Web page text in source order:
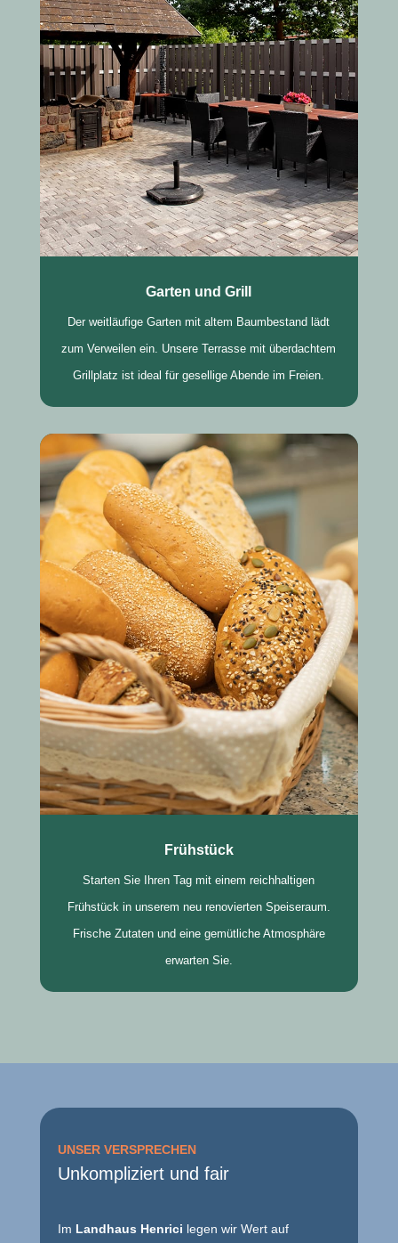
Garten und Grill
Der weitläufige Garten mit altem Baumbestand lädt
zum Verweilen ein. Unsere Terrasse mit überdachtem
Grillplatz ist ideal für gesellige Abende im Freien.
Frühstück
Starten Sie Ihren Tag mit einem reichhaltigen
Frühstück in unserem neu renovierten Speiseraum.
Frische Zutaten und eine gemütliche Atmosphäre
erwarten Sie.
UNSER VERSPRECHEN
Unkompliziert und fair
Im Landhaus Henrici legen wir Wert auf